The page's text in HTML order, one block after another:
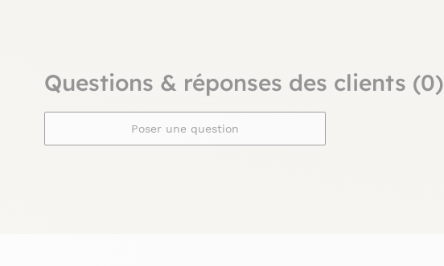
Questions & réponses des clients (0)
Poser une question